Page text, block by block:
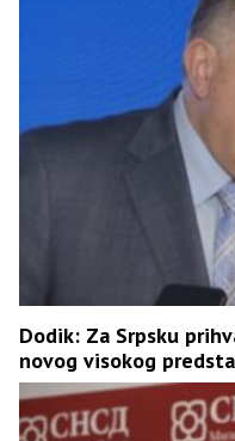
Dodik: Za Srpsku
novog visokog